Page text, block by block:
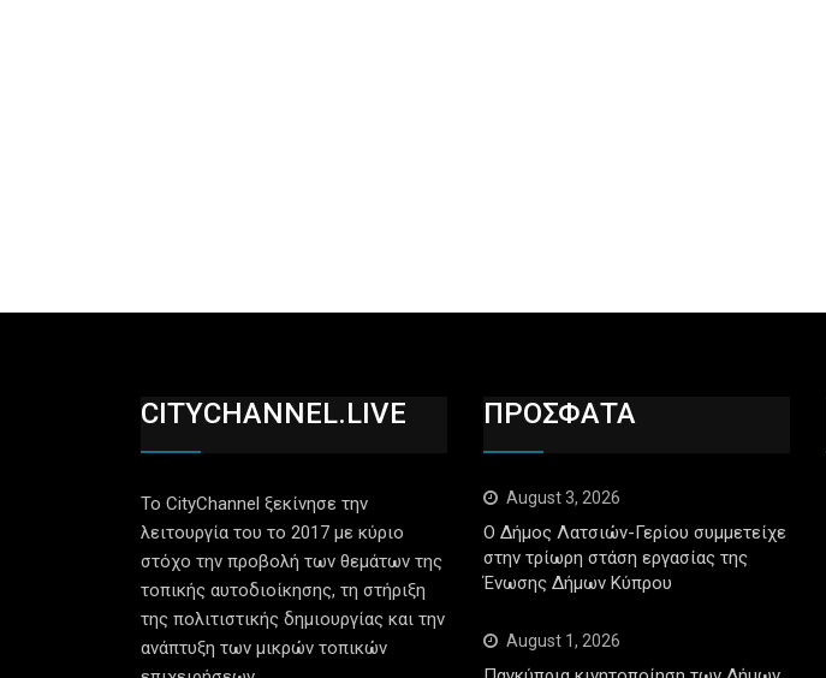
CITYCHANNEL.LIVE
Το CityChannel ξεκίνησε την
λειτουργία του το 2017 με κύριο
στόχο την προβολή των θεμάτων της
τοπικής αυτοδιοίκησης, τη στήριξη
της πολιτιστικής δημιουργίας και την
ανάπτυξη των μικρών τοπικών
ΠΡΟΣΦΑΤΑ
August 3, 2026
Ο Δήμος Λατσιών-Γερίου συμμετείχε
στην τρίωρη στάση εργασίας της
Ένωσης Δήμων Κύπρου
August 1, 2026